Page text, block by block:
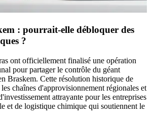
: pourrait-elle débloquer des
?
ont officiellement finalisé une opération
pour partager le contrôle du géant
Braskem. Cette résolution historique de
chaînes d'approvisionnement régionales et
attrayante pour les entreprises
et de logistique chimique qui soutiennent le